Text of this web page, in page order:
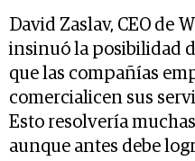
David Zaslav, CEO de
insinuó la posibilidad
que las compañías
comercialicen sus
Esto resolvería
aunque antes debe